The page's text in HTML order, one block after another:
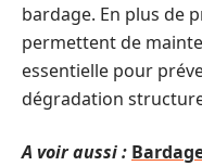
bardage. En plus de
permettent de
essentielle pour
dégradation
A voir aussi :